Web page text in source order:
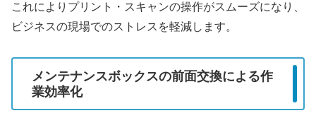
これによりプリント・スキャンの操作がスムーズになり、
ビジネスの現場でのストレスを軽減します。
メンテナンスボックスの前面交換による作
業効率化